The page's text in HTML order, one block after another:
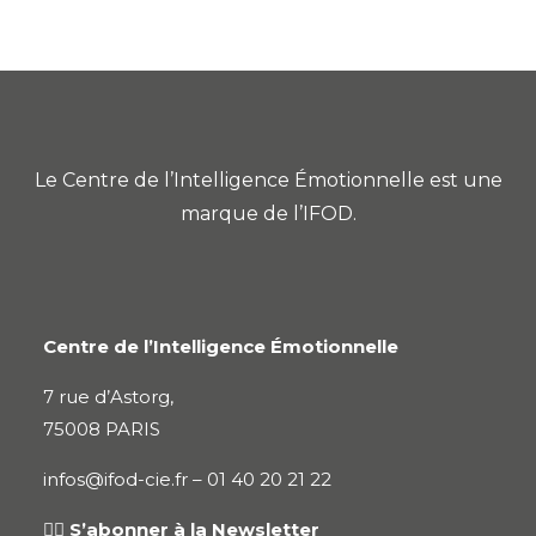
Le Centre de l’Intelligence Émotionnelle est une
marque de l’IFOD.
Centre de l’Intelligence Émotionnelle
7 rue d’Astorg,
75008 PARIS
infos@ifod-cie.fr – 01 40 20 21 22
👉🏻 S’abonner à la Newsletter